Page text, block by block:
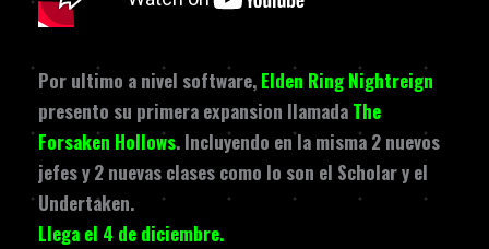
Por ultimo a nivel software, Elden Ring Nightreign
presento su primera expansion llamada The
Forsaken Hollows. Incluyendo en la misma 2 nuevos
jefes y 2 nuevas clases como lo son el Scholar y el
Undertaken.
Llega el 4 de diciembre.